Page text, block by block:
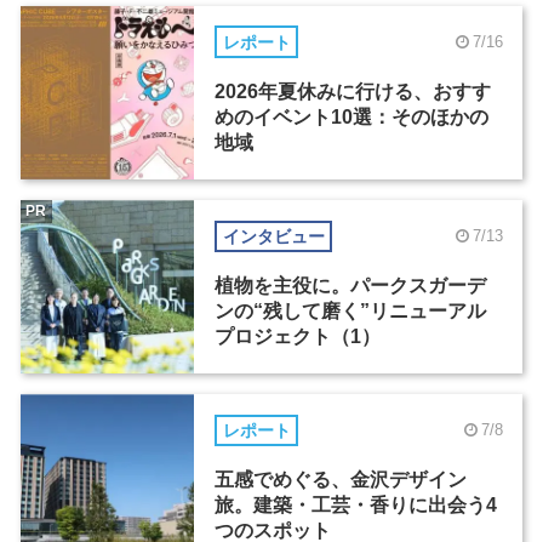
レポート 7/16
2026年夏休みに行ける、おすす
めのイベント10選：そのほかの
地域
インタビュー 7/13
植物を主役に。パークスガーデ
ンの“残して磨く”リニューアル
プロジェクト（1）
PR
レポート 7/8
五感でめぐる、金沢デザイン
旅。建築・工芸・香りに出会う4
つのスポット